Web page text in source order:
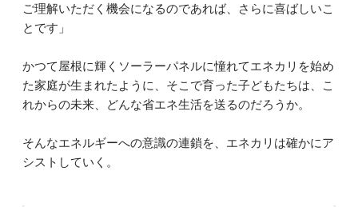
ご理解いただく機会になるのであれば、さらに喜ばしいこ
とです」
かつて屋根に輝くソーラーパネルに憧れてエネカリを始め
た家庭が生まれたように、そこで育った子どもたちは、こ
れからの未来、どんな省エネ生活を送るのだろうか。
そんなエネルギーへの意識の連鎖を、エネカリは確かにア
シストしていく。